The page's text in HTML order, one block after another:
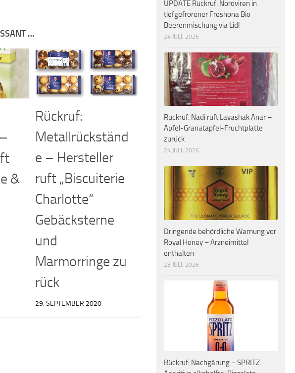
…
&
Rückruf:
Metallrückständ
e – Hersteller
ruft „Biscuiterie
Charlotte“
Gebäcksterne
und
Marmorringe zu
rück
29. SEPTEMBER 2020
UPDATE Rückruf: Noroviren in
tiefgefrorener Freshona Bio
Beerenmischung via Lidl
24 JULI, 2026
Rückruf: Nadi ruft Lavashak Anar –
Apfel-Granatapfel-Fruchtplatte
zurück
24 JULI, 2026
Dringende behördliche Warnung vor
Royal Honey – Arzneimittel
enthalten
23 JULI, 2026
Rückruf: Nachgärung – SPRITZ